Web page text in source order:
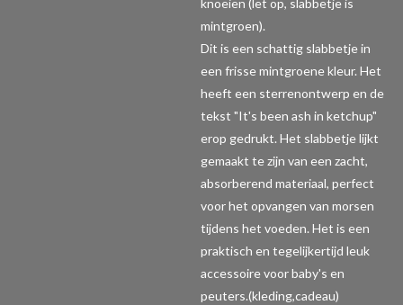
knoeien (let op, slabbetje is
mintgroen).
Dit is een schattig slabbetje in
een frisse mintgroene kleur. Het
heeft een sterrenontwerp en de
tekst "It's been ash in ketchup"
erop gedrukt. Het slabbetje lijkt
gemaakt te zijn van een zacht,
absorberend materiaal, perfect
voor het opvangen van morsen
tijdens het voeden. Het is een
praktisch en tegelijkertijd leuk
accessoire voor baby's en
peuters.(kleding,cadeau)